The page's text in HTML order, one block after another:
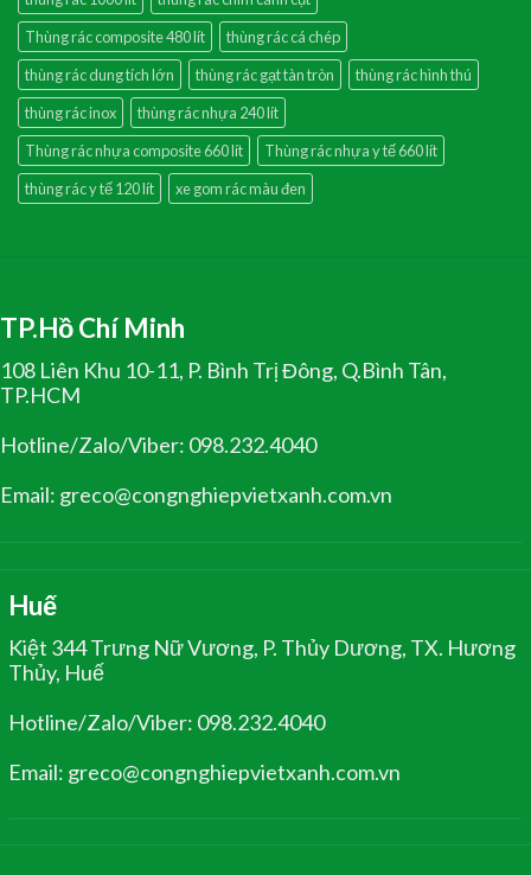
Thùng rác composite 480 lít
thùng rác cá chép
thùng rác dung tích lớn
thùng rác gạt tàn tròn
thùng rác hình thú
thùng rác inox
thùng rác nhựa 240 lít
Thùng rác nhựa composite 660 lít
Thùng rác nhựa y tế 660 lít
thùng rác y tế 120 lít
xe gom rác màu đen
TP.Hồ Chí Minh
108 Liên Khu 10-11, P. Bình Trị Đông, Q.Bình Tân,
TP.HCM
Hotline/Zalo/Viber: 098.232.4040
Email: greco@congnghiepvietxanh.com.vn
Huế
Kiệt 344 Trưng Nữ Vương, P. Thủy Dương, TX. Hương
Thủy, Huế
Hotline/Zalo/Viber: 098.232.4040
Email: greco@congnghiepvietxanh.com.vn